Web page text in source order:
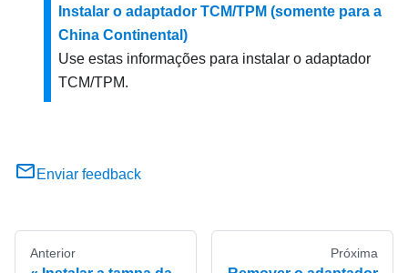
Instalar o adaptador TCM/TPM (somente para a
China Continental)
Use estas informações para instalar o adaptador
TCM/TPM.
Enviar feedback
Anterior Próxima